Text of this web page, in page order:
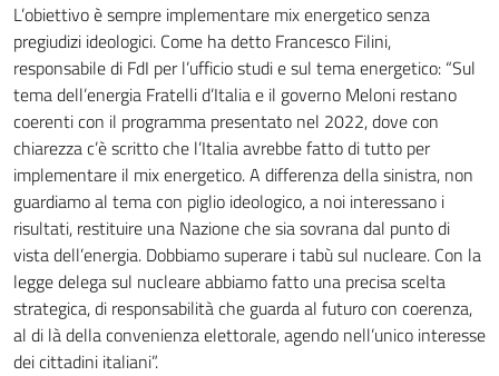
L’obiettivo è sempre implementare mix energetico senza
pregiudizi ideologici. Come ha detto Francesco Filini,
responsabile di FdI per l’ufficio studi e sul tema energetico: “Sul
tema dell’energia Fratelli d’Italia e il governo Meloni restano
coerenti con il programma presentato nel 2022, dove con
chiarezza c’è scritto che l’Italia avrebbe fatto di tutto per
implementare il mix energetico. A differenza della sinistra, non
guardiamo al tema con piglio ideologico, a noi interessano i
risultati, restituire una Nazione che sia sovrana dal punto di
vista dell’energia. Dobbiamo superare i tabù sul nucleare. Con la
legge delega sul nucleare abbiamo fatto una precisa scelta
strategica, di responsabilità che guarda al futuro con coerenza,
al di là della convenienza elettorale, agendo nell’unico interesse
dei cittadini italiani”.